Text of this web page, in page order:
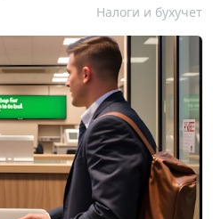
Налоги и бухучет